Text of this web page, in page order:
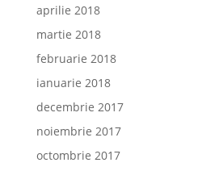
aprilie 2018
martie 2018
februarie 2018
ianuarie 2018
decembrie 2017
noiembrie 2017
octombrie 2017